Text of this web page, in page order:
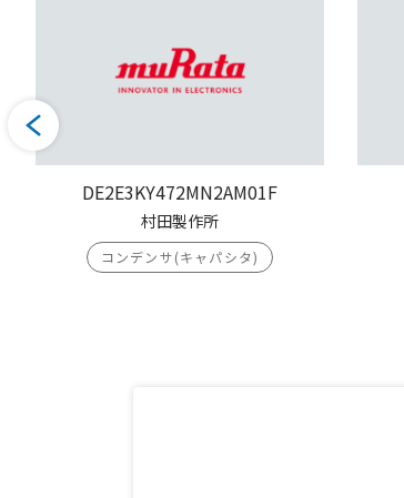
DE2E3KY472MN2AM01F
村田製作所
コンデンサ(キャパシタ)